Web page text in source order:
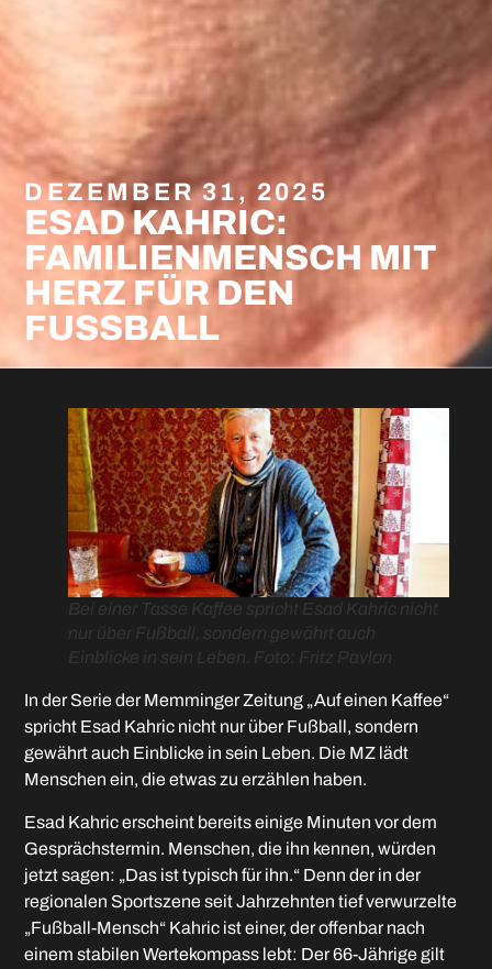
DEZEMBER 31, 2025
ESAD KAHRIC:
FAMILIENMENSCH MIT
HERZ FÜR DEN
FUSSBALL
Bei einer Tasse Kaffee spricht Esad Kahric nicht
nur über Fußball, sondern gewährt auch
Einblicke in sein Leben. Foto: Fritz Pavlon
In der Serie der Memminger Zeitung „Auf einen Kaffee“
spricht Esad Kahric nicht nur über Fußball, sondern
gewährt auch Einblicke in sein Leben. Die MZ lädt
Menschen ein, die etwas zu erzählen haben.
Esad Kahric erscheint bereits einige Minuten vor dem
Gesprächstermin. Menschen, die ihn kennen, würden
jetzt sagen: „Das ist typisch für ihn.“ Denn der in der
regionalen Sportszene seit Jahrzehnten tief verwurzelte
„Fußball-Mensch“ Kahric ist einer, der offenbar nach
einem stabilen Wertekompass lebt: Der 66-Jährige gilt